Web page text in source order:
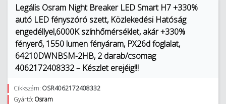
Legális Osram Night Breaker LED Smart H7 +330%
autó LED fényszóró szett, Közlekedési Hatóság
engedéllyel,6000K színhőmérséklet, akár +330%
fényerő, 1550 lumen fényáram, PX26d foglalat,
64210DWNBSM-2HB, 2 darab/csomag
4062172408332 – Készlet erejéig!!!
Cikkszám: OSR4062172408332
Gyártó: Osram